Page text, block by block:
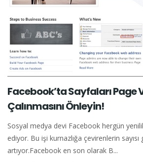
Facebook’ta Sayfaları Page
Çalınmasını Önleyin!
Sosyal medya devi Facebook hergün
ediyor. Bu işi kurnazlığa çevirenlerin sayısı
artıyor.Facebook en son olarak B...